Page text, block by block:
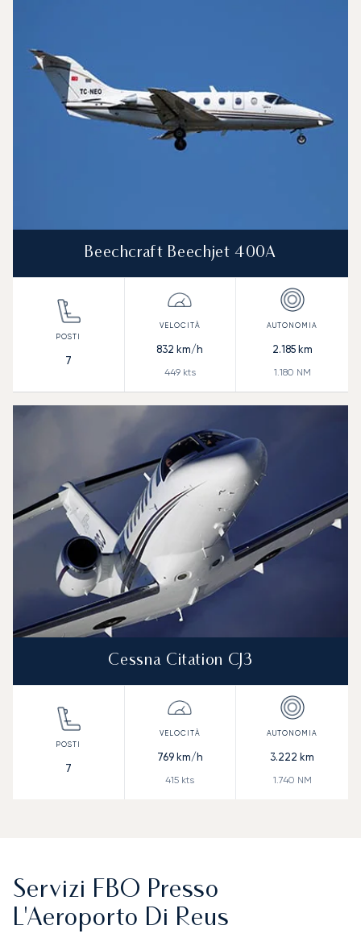
Beechcraft Beechjet 400A
7
832 km/h
449kts
2.185km
1.180 NM
Cessna Citation CJ3
7
769km/h
415 kts
3.222 km
1.740 NM
Servizi FBO Presso
L'Aeroporto Di Reus